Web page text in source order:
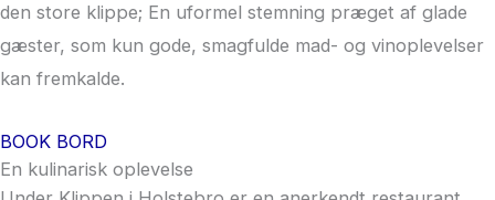
den store klippe; En uformel stemning præget af glade
gæster, som kun gode, smagfulde mad- og vinoplevelser
kan fremkalde.
BOOK BORD
En kulinarisk oplevelse